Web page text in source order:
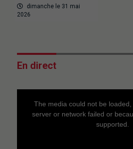
dimanche le 31 mai
2026
En direct
The media could not be
server or network failed or
supported.